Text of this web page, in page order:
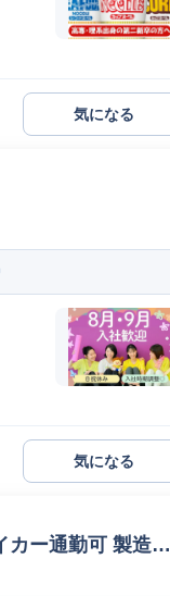
気になる
気になる
カー通勤可 製造オ